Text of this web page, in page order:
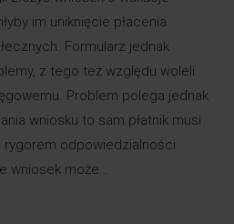
im uniknięcie płacenia
Formularz jednak
z tego też względu woleli
Problem polega jednak
wniosku to sam płatnik musi
rygorem odpowiedzialności
wniosek może…